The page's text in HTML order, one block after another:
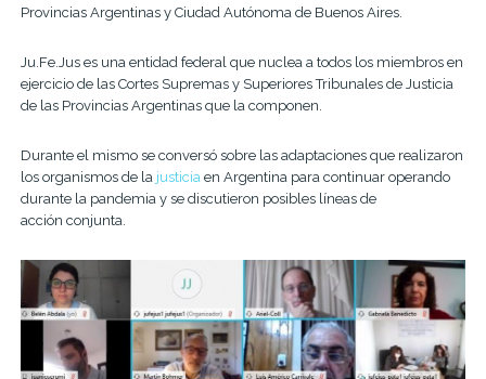
Provincias Argentinas y Ciudad Autónoma de Buenos Aires.
Ju.Fe.Jus es una entidad federal que nuclea a todos los miembros en
ejercicio de las Cortes Supremas y Superiores Tribunales de Justicia
de las Provincias Argentinas que la componen.
Durante el mismo se conversó sobre las adaptaciones que realizaron
los organismos de la justicia en Argentina para continuar operando
durante la pandemia y se discutieron posibles líneas de
acción conjunta.